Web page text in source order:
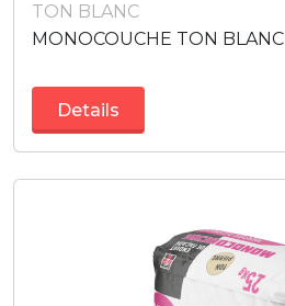
TON BLANC
MONOCOUCHE TON BLANC
Details